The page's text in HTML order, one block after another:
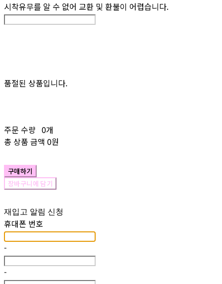
시착유무를 알 수 없어 교환 및 환불이 어렵습니다.
품절된 상품입니다.
주문 수량 0개
총 상품 금액 0원
구매하기
장바구니에 담기
재입고 알림 신청
휴대폰 번호
-
-